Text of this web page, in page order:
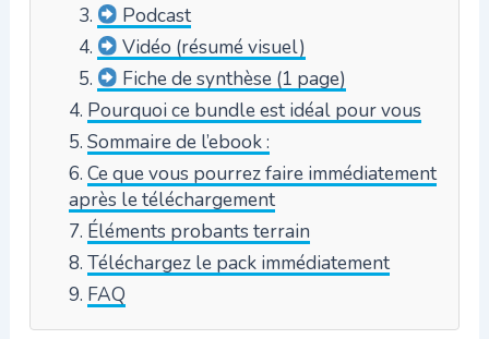
Podcast
Vidéo (résumé visuel)
Fiche de synthèse (1 page)
Pourquoi ce bundle est idéal pour vous
Sommaire de l’ebook :
Ce que vous pourrez faire immédiatement
après le téléchargement
Éléments probants terrain
Téléchargez le pack immédiatement
FAQ